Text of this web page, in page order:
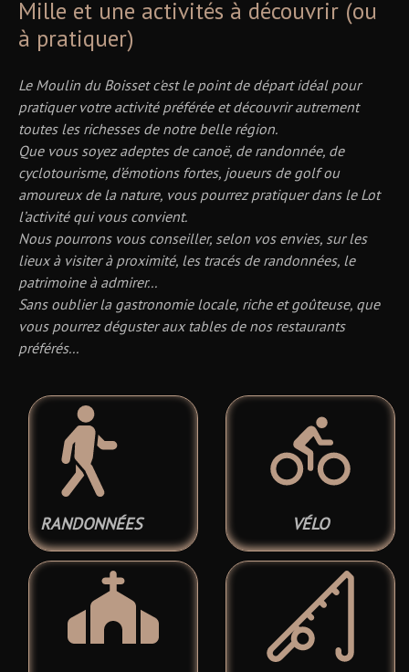
Mille et une activités à découvrir (ou
à pratiquer)
Le Moulin du Boisset c'est le point de départ idéal pour
pratiquer votre activité préférée et découvrir autrement
toutes les richesses de notre belle région.
Que vous soyez adeptes de canoë, de randonnée, de
cyclotourisme, d’émotions fortes, joueurs de golf ou
amoureux de la nature, vous pourrez pratiquer dans le Lot
l’activité qui vous convient.
Nous pourrons vous conseiller, selon vos envies, sur les
lieux à visiter à proximité, les tracés de randonnées, le
patrimoine à admirer...
Sans oublier la gastronomie locale, riche et goûteuse, que
vous pourrez déguster aux tables de nos restaurants
préférés...
RANDONNÉES VÉLO